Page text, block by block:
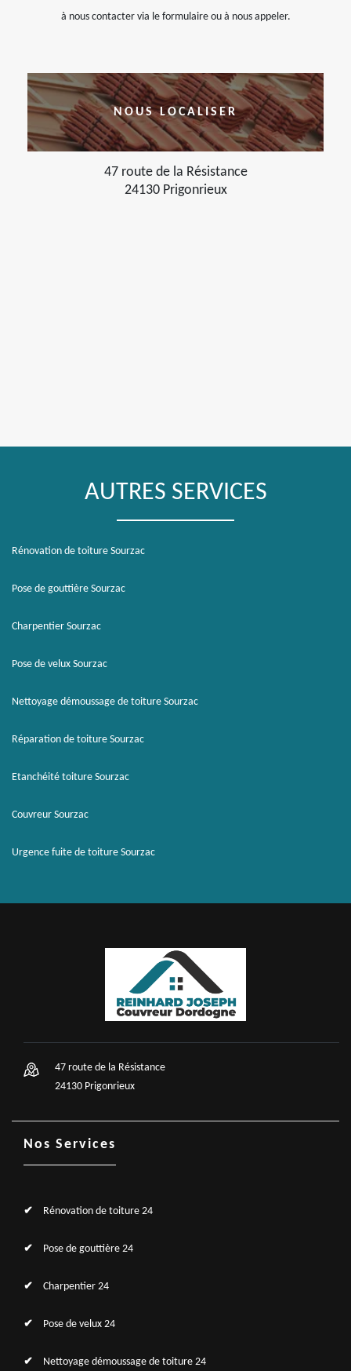
à nous contacter via le formulaire ou à nous appeler.
NOUS LOCALISER
47 route de la Résistance
24130 Prigonrieux
AUTRES SERVICES
Rénovation de toiture Sourzac
Pose de gouttière Sourzac
Charpentier Sourzac
Pose de velux Sourzac
Nettoyage démoussage de toiture Sourzac
Réparation de toiture Sourzac
Etanchéité toiture Sourzac
Couvreur Sourzac
Urgence fuite de toiture Sourzac
47 route de la Résistance
24130 Prigonrieux
Nos Services
Rénovation de toiture 24
Pose de gouttière 24
Charpentier 24
Pose de velux 24
Nettoyage démoussage de toiture 24